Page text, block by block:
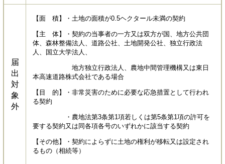
届
出
対
象
外
【面 積】・土地の面積が0.5ヘクタール未満の契約
【主 体】・契約の当事者の一方又は双方が国、地方公共団
体、森林整備法人、道路公社、土地開発公社、独立行政法
人、国立大学法人、
地方独立行政法人、農地中間管理機構又は東日
本高速道路株式会社である場合
【目 的】・非常災害のために必要な応急措置として行われ
る契約
・農地法第3条第1項若しくは第5条第1項の許可を
要する契約又は同各項各号のいずれかに該当する契約
【その他】・契約によらずに土地の権利が移転又は設定され
るもの（相続等）